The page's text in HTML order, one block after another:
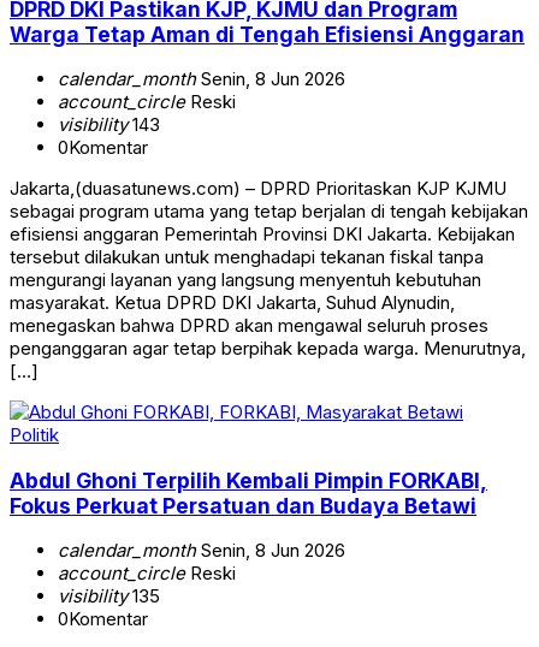
DPRD DKI Pastikan KJP, KJMU dan Program
Warga Tetap Aman di Tengah Efisiensi Anggaran
calendar_monthSenin, 8 Jun 2026
account_circleReski
visibility143
0Komentar
Jakarta,(duasatunews.com) – DPRD Prioritaskan KJP KJMU
sebagai program utama yang tetap berjalan di tengah kebijakan
efisiensi anggaran Pemerintah Provinsi DKI Jakarta. Kebijakan
tersebut dilakukan untuk menghadapi tekanan fiskal tanpa
mengurangi layanan yang langsung menyentuh kebutuhan
masyarakat. Ketua DPRD DKI Jakarta, Suhud Alynudin,
menegaskan bahwa DPRD akan mengawal seluruh proses
penganggaran agar tetap berpihak kepada warga. Menurutnya,
[…]
Politik
Abdul Ghoni Terpilih Kembali Pimpin FORKABI,
Fokus Perkuat Persatuan dan Budaya Betawi
calendar_monthSenin, 8 Jun 2026
account_circleReski
visibility135
0Komentar